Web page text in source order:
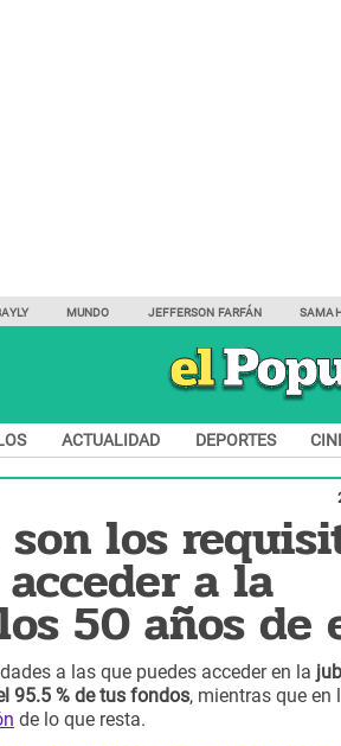
MUNDO JEFFERSON FARFÁN
ACTUALIDAD DEPORTES
son los
a la
50 años de
a las que puedes acceder en la
95.5 % de tus fondos, mientras que en
de lo que resta.